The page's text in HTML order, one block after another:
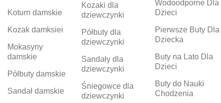
Koturn damskie
Kozak damksiei
Mokasyny
damskie
Półbuty damskie
Sandał damskie
Kozaki dla
dziewczynki
Półbuty dla
dziewczynki
Sandały dla
dziewczynki
Śniegowce dla
dziewczynki
Wodoodporne Dla
Dzieci
Pierwsze Buty Dla
Dziecka
Buty na Lato Dla
Dzieci
Buty do Nauki
Chodzenia